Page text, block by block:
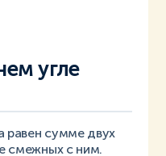
угле
равен сумме двух
смежных с ним.